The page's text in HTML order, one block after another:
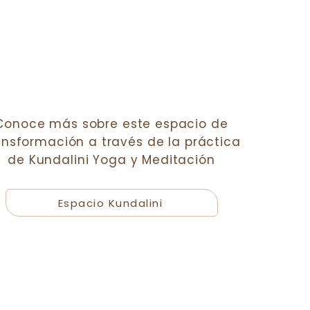
más sobre este espacio de
a través de la práctica
de Kundalini Yoga y Meditación
Espacio Kundalini